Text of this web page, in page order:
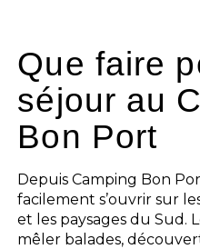
Que faire
séjour au
Bon Port
Depuis Camping Bon
facilement s’ouvrir sur
et les paysages du Sud.
mêler balades,